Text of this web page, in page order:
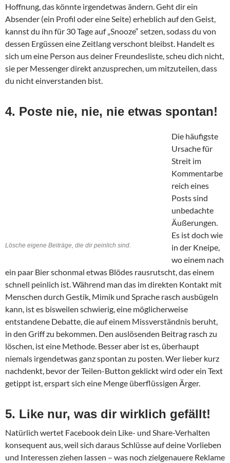
Hoffnung, das könnte irgendetwas ändern. Geht dir ein
Absender (ein Profil oder eine Seite) erheblich auf den Geist,
kannst du ihn für 30 Tage auf „Snooze“ setzen, sodass du von
dessen Ergüssen eine Zeitlang verschont bleibst. Handelt es
sich um eine Person aus deiner Freundesliste, scheu dich nicht,
sie per Messenger direkt anzusprechen, um mitzuteilen, dass
du nicht einverstanden bist.
4. Poste nie, nie, nie etwas spontan!
Lösche eigene Beiträge, die dir peinlich sind.
Die häufigste
Ursache für
Streit im
Kommentarbe
reich eines
Posts sind
unbedachte
Äußerungen.
Es ist doch wie
in der Kneipe,
wo einem nach
ein paar Bier schonmal etwas Blödes rausrutscht, das einem
schnell peinlich ist. Während man das im direkten Kontakt mit
Menschen durch Gestik, Mimik und Sprache rasch ausbügeln
kann, ist es bisweilen schwierig, eine möglicherweise
entstandene Debatte, die auf einem Missverständnis beruht,
in den Griff zu bekommen. Den auslösenden Beitrag rasch zu
löschen, ist eine Methode. Besser aber ist es, überhaupt
niemals irgendetwas ganz spontan zu posten. Wer lieber kurz
nachdenkt, bevor der Teilen-Button geklickt wird oder ein Text
getippt ist, erspart sich eine Menge überflüssigen Ärger.
5. Like nur, was dir wirklich gefällt!
Natürlich wertet Facebook dein Like- und Share-Verhalten
konsequent aus, weil sich daraus Schlüsse auf deine Vorlieben
und Interessen ziehen lassen – was noch zielgenauere Reklame